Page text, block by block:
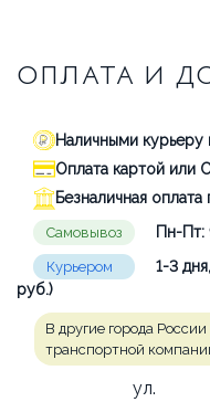
ОПЛАТА И
Наличными
Оплата картой или
Безналичная
Самовывоз Пн-Пт:
Курьером
1-3
руб.)
В другие города
транспортной
ул.